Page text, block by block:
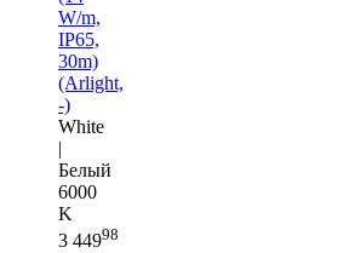
W/m,
IP65,
30m)
(Arlight,
-)
White
|
Белый
6000
K
3 44998